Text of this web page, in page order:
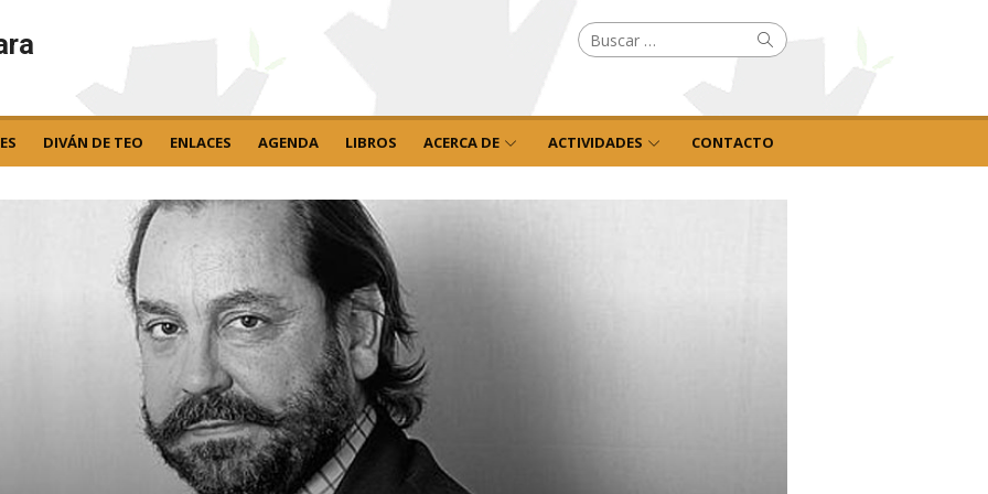
Buscar
por: Buscar
DIVÁN DE TEO ENLACES AGENDA LIBROS ACERCA DE ACTIVIDADES CONTACTO